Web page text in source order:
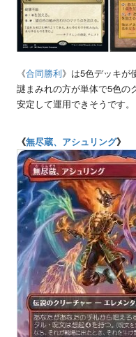
《合同勝利》は5色デッキが
謎まみれの方が単体で5色の
安定して運用できそうです。
《無尽蔵、アシュリング》